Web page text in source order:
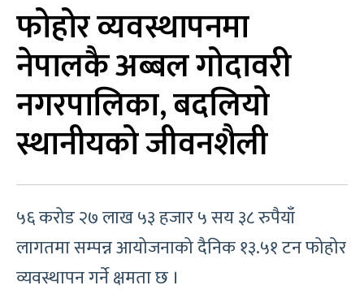
फोहोर व्यवस्थापनमा
नेपालकै अब्बल गोदावरी
नगरपालिका, बदलियो
स्थानीयको जीवनशैली
५६ करोड २७ लाख ५३ हजार ५ सय ३८ रुपैयाँ
लागतमा सम्पन्न आयोजनाको दैनिक १३.५१ टन फोहोर
व्यवस्थापन गर्ने क्षमता छ ।